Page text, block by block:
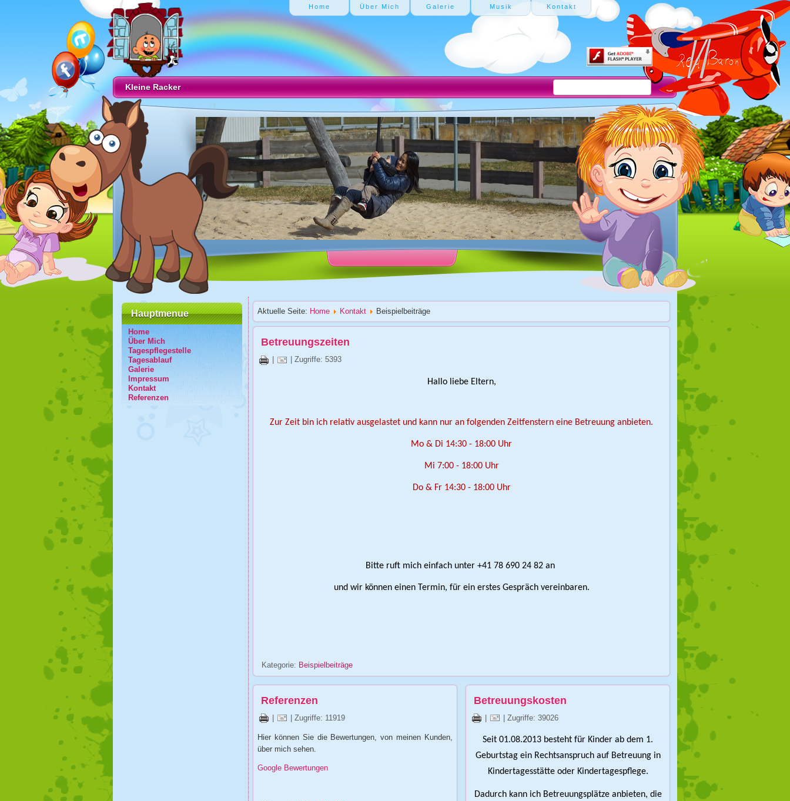
Home Über Mich Galerie Musik Kontakt
Kleine Racker
Hauptmenue
Home
Über Mich
Tagespflegestelle
Tagesablauf
Galerie
Impressum
Kontakt
Referenzen
Aktuelle Seite: Home Kontakt Beispielbeiträge
Betreuungszeiten
| Zugriffe: 5393
Hallo liebe Eltern,
Zur Zeit bin ich relativ ausgelastet und kann nur an folgenden Zeitfenstern eine Betreuung anbieten.
Mo & Di 14:30 - 18:00 Uhr
Mi 7:00 - 18:00 Uhr
Do & Fr 14:30 - 18:00 Uhr
Bitte ruft mich einfach unter +41 78 690 24 82 an
und wir können einen Termin, für ein erstes Gespräch vereinbaren.
Kategorie: Beispielbeiträge
Referenzen
| | Zugriffe: 11919
Hier können Sie die Bewertungen, von meinen Kunden,
über mich sehen.
Google Bewertungen
Betreuungskosten
| | Zugriffe: 39026
Seit 01.08.2013 besteht für Kinder ab dem 1.
Geburtstag ein Rechtsanspruch auf Betreuung in
Kindertagesstätte oder Kindertagespflege.
Dadurch kann ich Betreuungsplätze anbieten, die